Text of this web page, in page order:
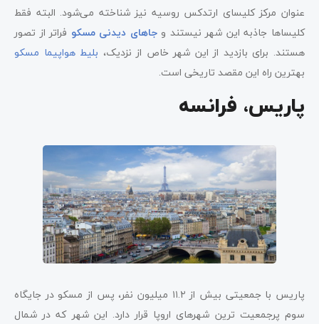
عنوان مرکز کلیسای ارتدکس روسیه نیز شناخته می‌شود. البته فقط
کلیساها جاذبه این شهر نیستند وجاهای دیدنی مسکو فراتر از تصور
هستند. برای بازدید از این شهر خاص از نزدیک، بلیط هواپیما مسکو
بهترین راه این مقصد تاریخی است.
پاریس، فرانسه
پاریس با جمعیتی بیش از ۱۱.۲ میلیون نفر، پس از مسکو در جایگاه
سوم پرجمعیت ترین شهرهای اروپا قرار دارد. این شهر که در شمال